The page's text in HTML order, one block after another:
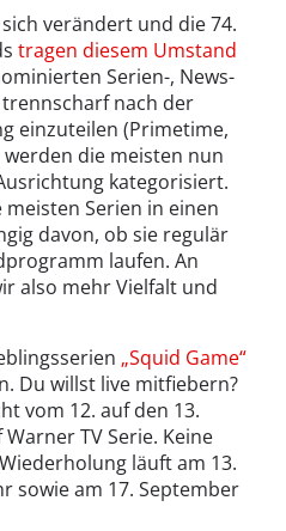
verändert und die 74.
tragen diesem Umstand
Serien-, News-
nach der
einzuteilen (Primetime,
die meisten nun
kategorisiert.
Serien in einen
davon, ob sie regulär
laufen. An
also mehr Vielfalt und
„Squid Game“
Du willst live mitfiebern?
vom 12. auf den 13.
TV Serie. Keine
läuft am 13.
sowie am 17. September